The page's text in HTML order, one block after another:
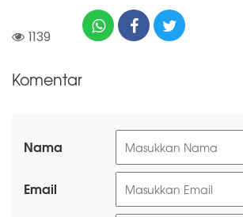
1139
Komentar
Nama
Email